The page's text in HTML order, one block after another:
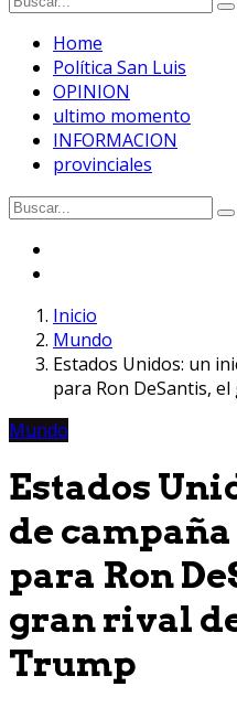
Home
Política San Luis
OPINION
ultimo momento
INFORMACION
provinciales
Inicio
Mundo
Estados Unidos: un
para Ron DeSantis,
Mundo
Estados
de
para Ron
gran rival
Trump